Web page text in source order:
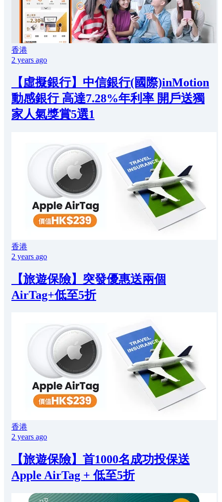
香港
2 years ago
【虛擬銀行】中信銀行(國際)inMotion
動感銀行 高達7.28%年利率 開戶送獨
家人氣獎賞5選1
香港
2 years ago
【旅遊保險】突發優惠送兩個
AirTag+低至5折
香港
2 years ago
【旅遊保險】首1000名成功投保送
Apple AirTag + 低至5折